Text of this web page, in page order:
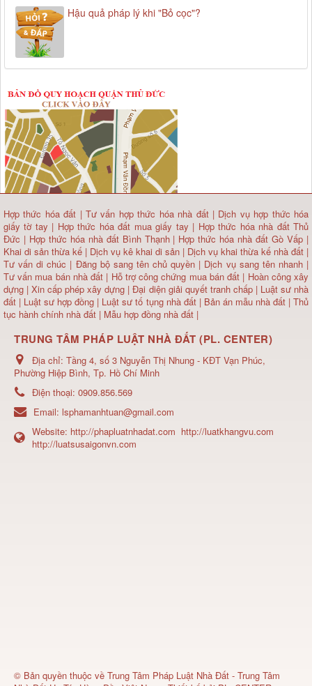
Hậu quả pháp lý khi "Bỏ cọc"?
Hợp thức hóa đất |Tư vấn hợp thức hóa nhà đất| Dịch vụ hợp thức hóa
giấy tờ tay | Hợp thức hóa đất mua giấy tay | Hợp thức hóa nhà đất Thủ
Đức | Hợp thức hóa nhà đất Bình Thạnh | Hợp thức hóa nhà đất Gò Vấp |
Khai di sản thừa kế | Dịch vụ kê khai di sản | Dịch vụ khai thừa kế nhà đất |
Tư vấn di chúc | Đăng bộ sang tên chủ quyền | Dịch vụ sang tên nhanh |
Tư vấn mua bán nhà đất | Hỗ trợ công chứng mua bán đất | Hoàn công xây
dựng | Xin cấp phép xây dựng |Đại diện giải quyết tranh chấp | Luật sư nhà
đất | Luật sư hợp đồng | Luật sư tố tụng nhà đất | Bản án mẫu nhà đất|Thủ
tục hành chính nhà đất | Mẫu hợp đồng nhà đất |
TRUNG TÂM PHÁP LUẬT NHÀ ĐẤT (PL. CENTER)
Địa chỉ: Tầng 4, số 3 Nguyễn Thị Nhung - KĐT Vạn Phúc,
Phường Hiệp Bình, Tp. Hồ Chí Minh
Điện thoại: 0909.856.569
Email: lsphamanhtuan@gmail.com
Website: http://phapluatnhadat.com http://luatkhangvu.com
http://luatsusaigonvn.com
© Bản quyền thuộc về Trung Tâm Pháp Luật Nhà Đất - Trung Tâm